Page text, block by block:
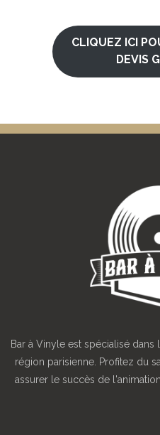
CLIQUEZ ICI
DEVIS
Bar à Vinyle est spécialisé
région parisienne. Profitez du
assurer le succès de